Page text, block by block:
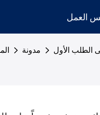
العمل
مدونة الطلب الأول